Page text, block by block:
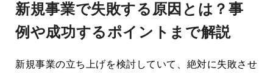
新規事業で失敗する原因とは？事
例や成功するポイントまで解説
新規事業の立ち上げを検討していて、絶対に失敗させ